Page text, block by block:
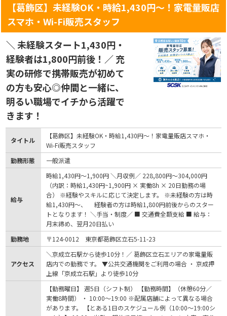
【葛飾区】未経験OK・時給1,430円～！家電量販店
スマホ・Wi-Fi販売スタッフ
＼ 未経験スタート1,430円・
経験者は1,800円前後！／ 充
実の研修で携帯販売が初めて
の方も安心◎仲間と一緒に、
明るい職場でイチから活躍で
きます！
タイトル
【葛飾区】未経験OK・時給1,430円～！家電量販店スマホ・
Wi-Fi販売スタッフ
勤務形態
一般派遣
給与
時給1,430円〜1,900円 ＼月収例／ 228,800円～304,000円
（内訳：時給1,430円~1,900円 × 実働8h × 20日勤務の場
合） ※経験やスキルに応じて決定します。 ※未経験の方は時
給1,430円～、 経験者の方は時給1,800円前後からのスター
トとなります！ ＼手当・制度／ ■ 交通費全額支給 ■ 給与：
月末締め、翌月20日払い
勤務地
〒124-0012 東京都葛飾区立石5-11-23
アクセス
＼京成立石駅から徒歩10分！／ 葛飾区立石エリアの家電量販
店内での勤務です。 ▼公共交通機関をご利用の場合 ・ 京成押
上線「京成立石駅」より徒歩10分
【勤務曜日】 週5日（シフト制） 【勤務時間】（休憩60分／
実働8時間） ・ 10:00～19:00 ※配属店舗によって異なる場合
があります。 【とある1日のスケジュール例（10:00～19:00シ